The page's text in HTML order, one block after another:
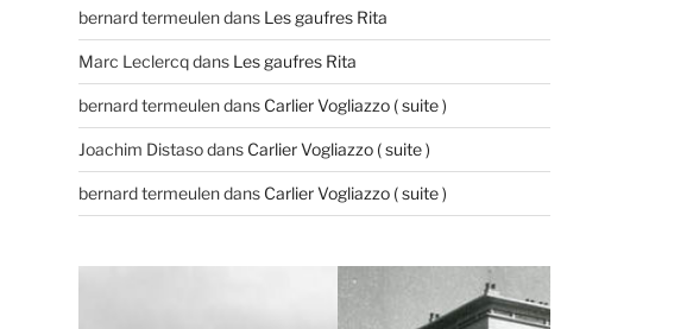
bernard termeulendans Les gaufres Rita
Marc Leclercqdans Les gaufres Rita
bernard termeulendans Carlier Vogliazzo ( suite )
Joachim Distasodans Carlier Vogliazzo ( suite )
bernard termeulendans Carlier Vogliazzo ( suite )